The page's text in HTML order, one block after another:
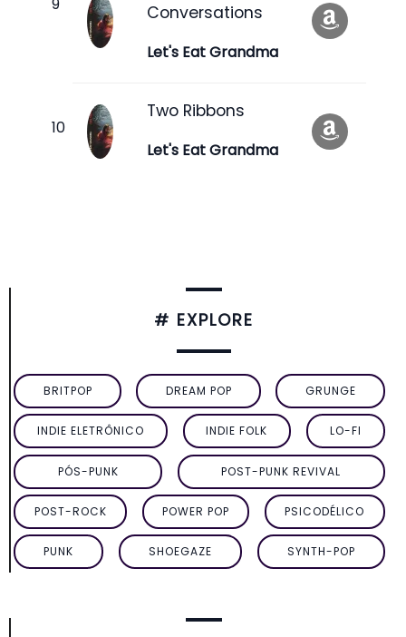
Conversations
Let's Eat Grandma
Two Ribbons
Let's Eat Grandma
# EXPLORE
BRITPOP DREAM POP GRUNGE
INDIE ELETRÔNICO INDIE FOLK LO-FI
PÓS-PUNK POST-PUNK REVIVAL
POST-ROCK POWER POP PSICODÉLICO
PUNK SHOEGAZE SYNTH-POP